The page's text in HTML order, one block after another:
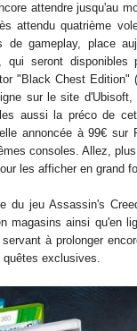
attendre jusqu'au
attendu quatrième
de gameplay, place
, qui seront disponibles
"Black Chest
sur le site
aussi la préco de
annoncée à 99€
consoles. Allez,
les afficher en grand
du jeu Assassin's
magasins ainsi qu'en
servant à prolonger
exclusives.